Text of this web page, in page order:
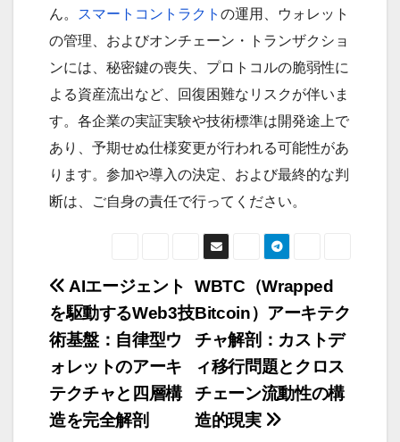
ん。 スマートコントラクト の運用、ウォレット
の管理、およびオンチェーン・トランザクショ
ンには、秘密鍵の喪失、プロトコルの脆弱性に
よる資産流出など、回復困難なリスクが伴いま
す。各企業の実証実験や技術標準は開発途上で
あり、予期せぬ仕様変更が行われる可能性があ
ります。参加や導入の決定、および最終的な判
断は、ご自身の責任で行ってください。
投
稿
ナ
ビ
ゲ
ー
WBTC（Wrapped
Bitcoin）アーキテク
チャ解剖：カストデ
ィ移行問題とクロス
チェーン流動性の構
造的現実
AIエージェント
を駆動するWeb3技
術基盤：自律型ウ
ォレットのアーキ
テクチャと四層構
造を完全解剖